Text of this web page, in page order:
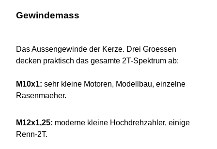
Gewindemass
Das Aussengewinde der Kerze. Drei Groessen
decken praktisch das gesamte 2T-Spektrum ab:
M10x1: sehr kleine Motoren, Modellbau, einzelne
Rasenmaeher.
M12x1,25: moderne kleine Hochdrehzahler, einige
Renn-2T.